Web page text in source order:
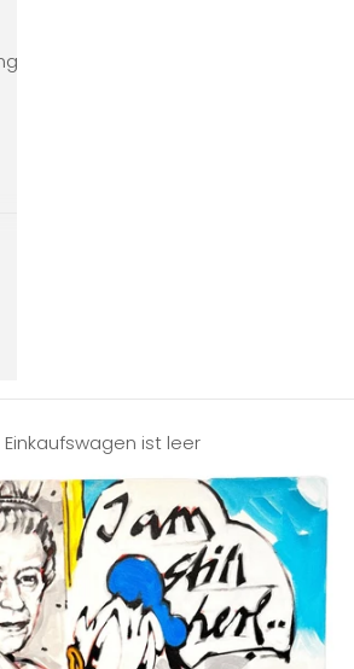
Einkaufswagen ist leer